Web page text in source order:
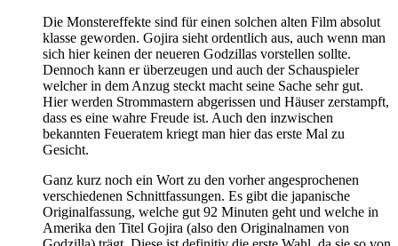
Die Monstereffekte sind für einen solchen alten Film absolut
klasse geworden. Gojira sieht ordentlich aus, auch wenn man
sich hier keinen der neueren Godzillas vorstellen sollte.
Dennoch kann er überzeugen und auch der Schauspieler
welcher in dem Anzug steckt macht seine Sache sehr gut.
Hier werden Strommastern abgerissen und Häuser zerstampft,
dass es eine wahre Freude ist. Auch den inzwischen
bekannten Feueratem kriegt man hier das erste Mal zu
Gesicht.
Ganz kurz noch ein Wort zu den vorher angesprochenen
verschiedenen Schnittfassungen. Es gibt die japanische
Originalfassung, welche gut 92 Minuten geht und welche in
Amerika den Titel Gojira (also den Originalnamen von